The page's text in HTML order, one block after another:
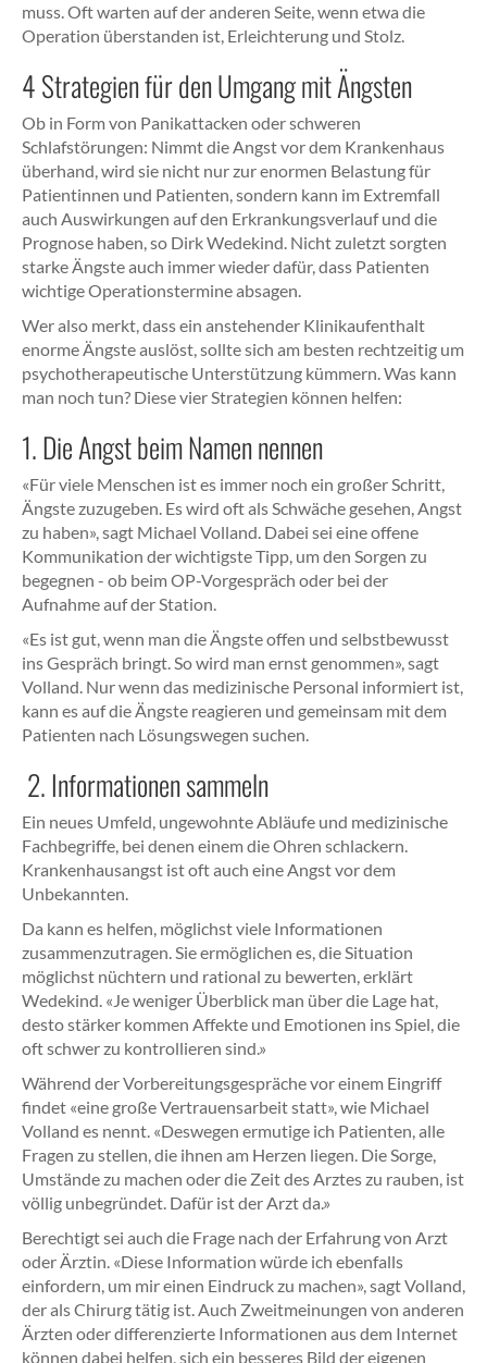
muss. Oft warten auf der anderen Seite, wenn etwa die
Operation überstanden ist, Erleichterung und Stolz.
4 Strategien für den Umgang mit Ängsten
Ob in Form von Panikattacken oder schweren
Schlafstörungen: Nimmt die Angst vor dem Krankenhaus
überhand, wird sie nicht nur zur enormen Belastung für
Patientinnen und Patienten, sondern kann im Extremfall
auch Auswirkungen auf den Erkrankungsverlauf und die
Prognose haben, so Dirk Wedekind. Nicht zuletzt sorgten
starke Ängste auch immer wieder dafür, dass Patienten
wichtige Operationstermine absagen.
Wer also merkt, dass ein anstehender Klinikaufenthalt
enorme Ängste auslöst, sollte sich am besten rechtzeitig um
psychotherapeutische Unterstützung kümmern. Was kann
man noch tun? Diese vier Strategien können helfen:
1. Die Angst beim Namen nennen
«Für viele Menschen ist es immer noch ein großer Schritt,
Ängste zuzugeben. Es wird oft als Schwäche gesehen, Angst
zu haben», sagt Michael Volland. Dabei sei eine offene
Kommunikation der wichtigste Tipp, um den Sorgen zu
begegnen - ob beim OP-Vorgespräch oder bei der
Aufnahme auf der Station.
«Es ist gut, wenn man die Ängste offen und selbstbewusst
ins Gespräch bringt. So wird man ernst genommen», sagt
Volland. Nur wenn das medizinische Personal informiert ist,
kann es auf die Ängste reagieren und gemeinsam mit dem
Patienten nach Lösungswegen suchen.
2. Informationen sammeln
Ein neues Umfeld, ungewohnte Abläufe und medizinische
Fachbegriffe, bei denen einem die Ohren schlackern.
Krankenhausangst ist oft auch eine Angst vor dem
Unbekannten.
Da kann es helfen, möglichst viele Informationen
zusammenzutragen. Sie ermöglichen es, die Situation
möglichst nüchtern und rational zu bewerten, erklärt
Wedekind. «Je weniger Überblick man über die Lage hat,
desto stärker kommen Affekte und Emotionen ins Spiel, die
oft schwer zu kontrollieren sind.»
Während der Vorbereitungsgespräche vor einem Eingriff
findet «eine große Vertrauensarbeit statt», wie Michael
Volland es nennt. «Deswegen ermutige ich Patienten, alle
Fragen zu stellen, die ihnen am Herzen liegen. Die Sorge,
Umstände zu machen oder die Zeit des Arztes zu rauben, ist
völlig unbegründet. Dafür ist der Arzt da.»
Berechtigt sei auch die Frage nach der Erfahrung von Arzt
oder Ärztin. «Diese Information würde ich ebenfalls
einfordern, um mir einen Eindruck zu machen», sagt Volland,
der als Chirurg tätig ist. Auch Zweitmeinungen von anderen
Ärzten oder differenzierte Informationen aus dem Internet
können dabei helfen, sich ein besseres Bild der eigenen